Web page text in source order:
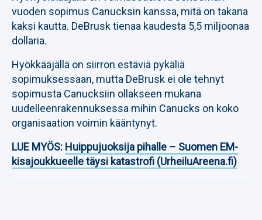
vuoden sopimus Canucksin kanssa, mitä on takana
kaksi kautta. DeBrusk tienaa kaudesta 5,5 miljoonaa
dollaria.
Hyökkääjällä on siirron estäviä pykäliä
sopimuksessaan, mutta DeBrusk ei ole tehnyt
sopimusta Canucksiin ollakseen mukana
uudelleenrakennuksessa mihin Canucks on koko
organisaation voimin kääntynyt.
LUE MYÖS: Huippujuoksija pihalle – Suomen EM-
kisajoukkueelle täysi katastrofi (UrheiluAreena.fi)